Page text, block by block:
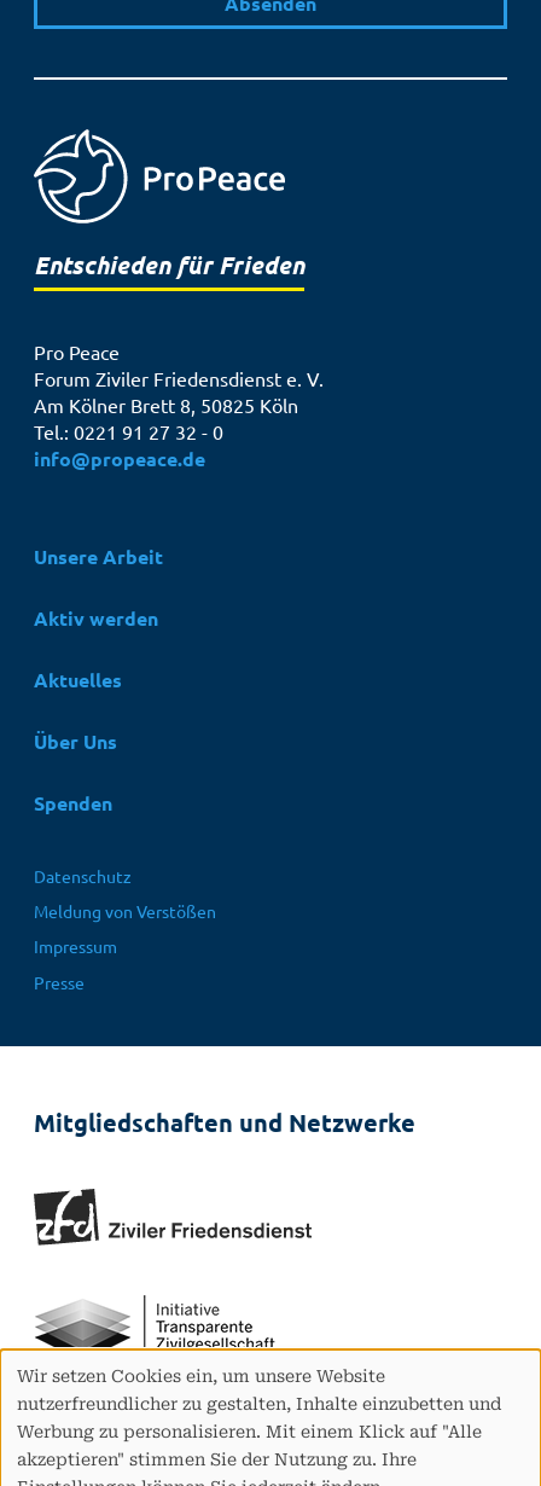
Entschieden für Frieden
Pro Peace
Forum Ziviler Friedensdienst e. V.
Am Kölner Brett 8, 50825 Köln
Tel.: 0221 91 27 32 - 0
info@propeace.de
Hauptnavigation
Unsere Arbeit
Aktiv werden
Aktuelles
Über Uns
Spenden
Fußbereichsmenü
Datenschutz
Meldung von Verstößen
Impressum
Presse
Mitgliedschaften und Netzwerke
Verwendung
von
personenbezogenen
Daten
Wir setzen Cookies ein, um unsere Website
nutzerfreundlicher zu gestalten, Inhalte einzubetten und
Werbung zu personalisieren. Mit einem Klick auf "Alle
akzeptieren" stimmen Sie der Nutzung zu. Ihre